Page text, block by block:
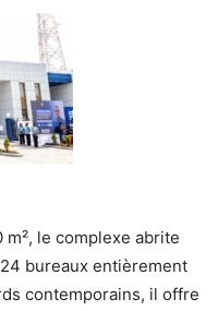
le complexe abrite
bureaux entièrement
contemporains, il offre